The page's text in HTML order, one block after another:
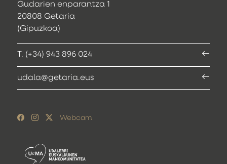
Gudarien enparantza 1
20808 Getaria
(Gipuzkoa)
T. (+34) 943 896 024
udala@getaria.eus
Webcam